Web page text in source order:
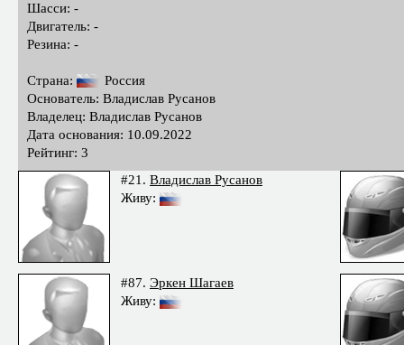
Шасси: -
Двигатель: -
Резина: -
Страна:
Россия
Основатель: Владислав Русанов
Владелец: Владислав Русанов
Дата основания: 10.09.2022
Рейтинг: 3
#21. Владислав Русанов
Живу:
#87. Эркен Шагаев
Живу: